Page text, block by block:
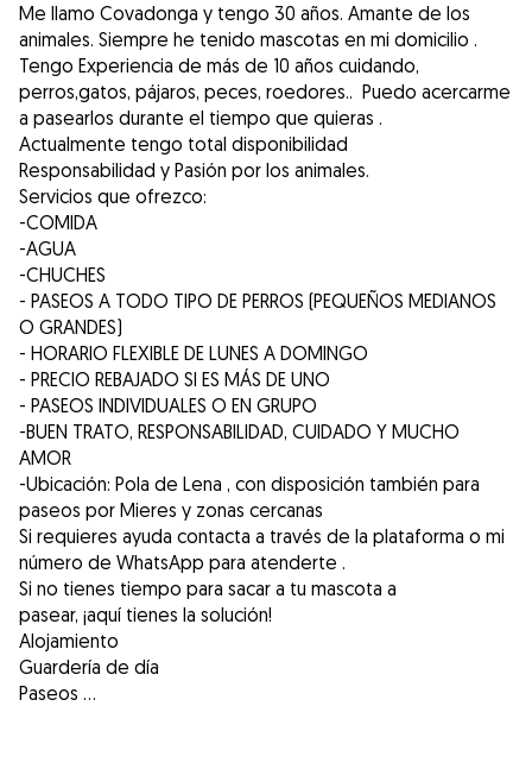
Me llamo Covadonga y tengo 30 años. Amante de los
animales. Siempre he tenido mascotas en mi domicilio .
Tengo Experiencia de más de 10 años cuidando,
perros,gatos, pájaros, peces, roedores.. Puedo acercarme
a pasearlos durante el tiempo que quieras .
Actualmente tengo total disponibilidad
Responsabilidad y Pasión por los animales.
Servicios que ofrezco:
-COMIDA
-AGUA
-CHUCHES
- PASEOS A TODO TIPO DE PERROS (PEQUEÑOS MEDIANOS
O GRANDES)
- HORARIO FLEXIBLE DE LUNES A DOMINGO
- PRECIO REBAJADO SI ES MÁS DE UNO
- PASEOS INDIVIDUALES O EN GRUPO
-BUEN TRATO, RESPONSABILIDAD, CUIDADO Y MUCHO
AMOR
-Ubicación: Pola de Lena , con disposición también para
paseos por Mieres y zonas cercanas
Si requieres ayuda contacta a través de la plataforma o mi
número de WhatsApp para atenderte .
Si no tienes tiempo para sacar a tu mascota a
pasear, ¡aquí tienes la solución!
Alojamiento
Guardería de día
Paseos …